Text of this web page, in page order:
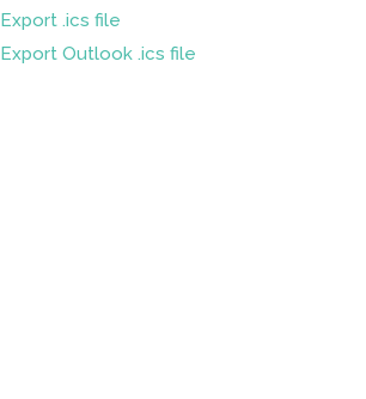
Export .ics file
Export Outlook .ics file